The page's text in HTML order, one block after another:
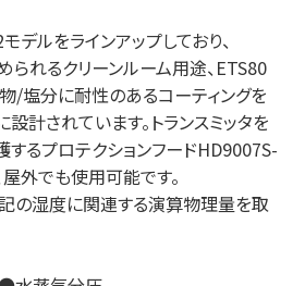
ルをラインアップしており、
れるクリーンルーム用途、ETS80
/塩分に耐性のあるコーティングを
計されています。トランスミッタを
るプロテクションフードHD9007S-
外でも使用可能です。
の湿度に関連する演算物理量を取